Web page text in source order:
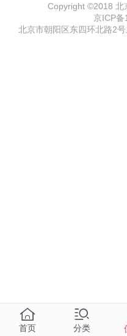
Copyright ©2018 北
京ICP
北京市朝阳区东四环北路2
首页 分类